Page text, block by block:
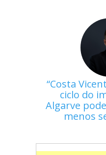
Costa
ciclo do
Algarve
menos